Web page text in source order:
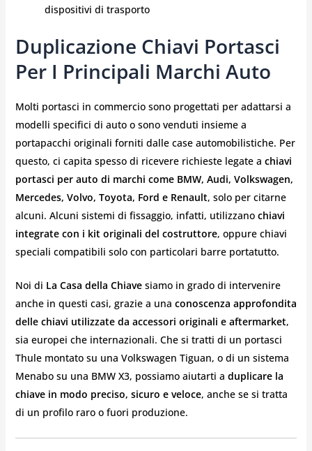
dispositivi di trasporto
Duplicazione Chiavi Portasci
Per I Principali Marchi Auto
Molti portasci in commercio sono progettati per adattarsi a
modelli specifici di auto o sono venduti insieme a
portapacchi originali forniti dalle case automobilistiche. Per
questo, ci capita spesso di ricevere richieste legate a chiavi
portasci per auto di marchi come BMW, Audi, Volkswagen,
Mercedes, Volvo, Toyota, Ford e Renault, solo per citarne
alcuni. Alcuni sistemi di fissaggio, infatti, utilizzano chiavi
integrate con i kit originali del costruttore, oppure chiavi
speciali compatibili solo con particolari barre portatutto.
Noi di La Casa della Chiavesiamo in grado di intervenire
anche in questi casi, grazie a una conoscenza approfondita
delle chiavi utilizzate da accessori originali e aftermarket,
sia europei che internazionali. Che si tratti di un portasci
Thule montato su una Volkswagen Tiguan, o di un sistema
Menabo su una BMW X3, possiamo aiutarti a duplicare la
chiave in modo preciso, sicuro e veloce, anche se si tratta
di un profilo raro o fuori produzione.